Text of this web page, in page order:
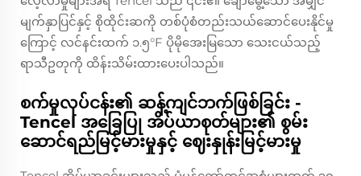
မျက်နှာပြင်နှင့် စိုထိုင်းဆကို တစ်ပုံစံတည်းသယ်ဆောင်ပေးနိုင်မှု
ကြောင့် လင်နင်းထက် ၁.၅°F ပိုမိုအေးမြသော သေးငယ်သည့်
ရာသီဥတုကို ထိန်းသိမ်းထားပေးပါသည်။
စက်မှုလုပ်ငန်း၏ ဆန့်ကျင်ဘက်ဖြစ်ခြင်း -
Tencel အခြေပြု အိပ်ယာစုတ်များ၏ စွမ်း
ဆောင်ရည်မြင့်မားမှုနှင့် ဈေးနှုန်းမြင့်မားမှု